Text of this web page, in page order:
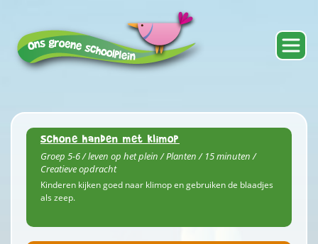
Schone handen met klimop
Groep 5-6 / leven op het plein / Planten / 15 minuten /
Creatieve opdracht
Kinderen kijken goed naar klimop en gebruiken de blaadjes
als zeep.